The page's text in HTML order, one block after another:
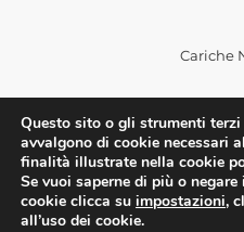
Cariche
Sedi
Questo sito o gli strumenti
avvalgono di cookie necessari
finalità illustrate nella cookie
Se vuoi saperne di più o
cookie clicca su impostazioni,
all’uso dei cookie.